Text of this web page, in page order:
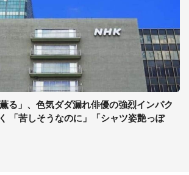
る」、色気ダダ漏れ俳優の強烈インパク
「苦しそうなのに」「シャツ姿艶っぽ